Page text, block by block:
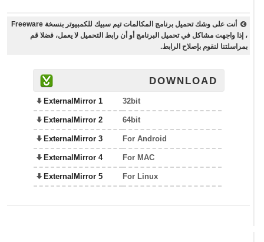
أنت على وشك تحميل برنامج المكالمات تيم سبيك للكمبيوتر بنسخة Freeware
، إذا واجهت مشاكل في تحميل البرنامج أو أن رابط التحميل لا يعمل، فضلا قم
بمراسلتنا لنقوم بإصلاح الرابط.
DOWNLOAD
32bit
ExternalMirror 1
64bit
ExternalMirror 2
For Android
ExternalMirror 3
For MAC
ExternalMirror 4
For Linux
ExternalMirror 5